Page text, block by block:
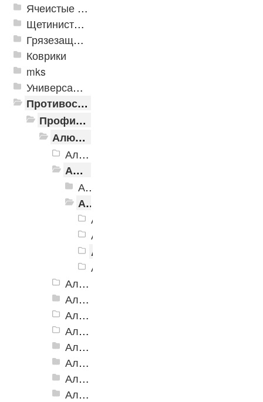
Ячеистые грязезащитные покрытия
Щетинистые покрытия
Грязезащитные, влаговпитывающие покрытия
Коврики
mks
Универсальные модульные покрытия
Противоскользящая защита для лестниц, профили, ленты
Профили алюминиевые с резиновой вставкой
Алюминиевая полоса с резиновыми вставками
Алюминиевая Полоса с резиновой вставкой АП-32 Евро, 2500мм
Алюминиевая Полоса с резиновой вставкой АП-40
Алюминиевая Полоса с резиновой вставкой АП-40 Без покрытия
Алюминиевая Полоса с резиновой вставкой АП-40 Анадированные
Алюминиевая Полоса с
Алюминиевая Полоса с
Алюминиевая Полоса с
Алюминиевая Полоса с
Алюминиевая Полоса с резиновой вставкой АП-42 Евро, 2500мм
Алюминиевая Полоса с резиновой вставкой АП-46
Алюминиевая Полоса АП-46 (с клеевой основой)
Алюминиевая полоса с двумя резиновыми вставками АП-72
Алюминиевая Полоса с двумя резиновыми вставками АП-70
Алюминиевая Полоса с двумя резиновыми вставками АП-86 Премиум
Алюминиевая Полоса с тремя резиновыми вставками АП-100
Алюминиевая Полоса с пятью резиновыми вставками АП-162